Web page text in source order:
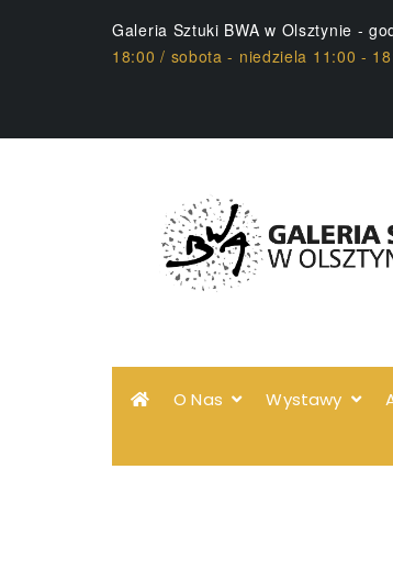
Galeria Sztuki BWA w Olsztynie -
18:00 / sobota - niedziela 11:00 -
O Nas Wystawy